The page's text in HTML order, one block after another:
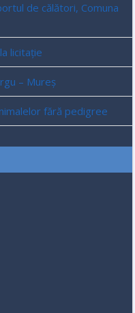
de călători, Comuna
licitație
– Mureș
fără pedigree